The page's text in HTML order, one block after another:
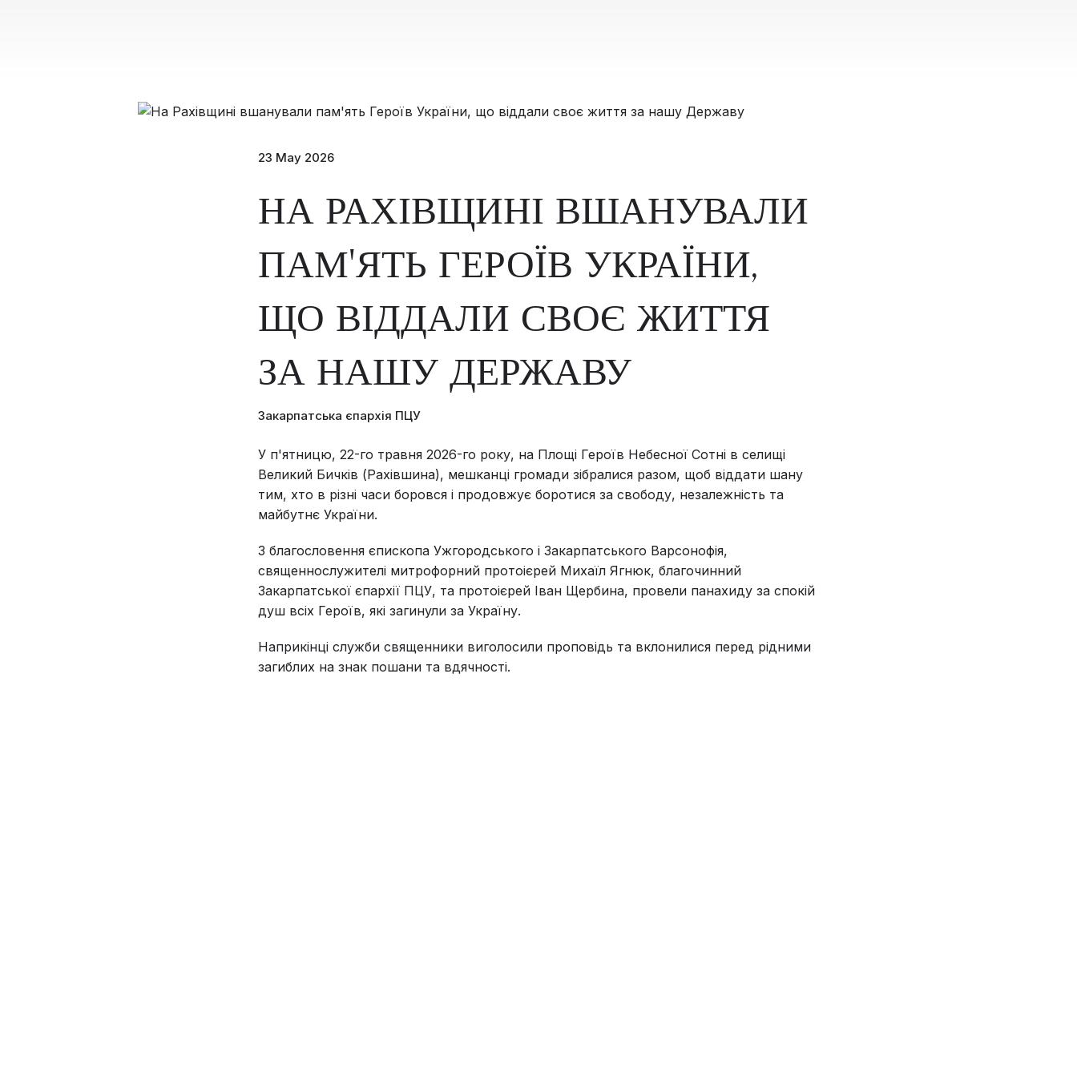
23 May 2026
НА РАХІВЩИНІ ВШАНУВАЛИ
ПАМ'ЯТЬ ГЕРОЇВ УКРАЇНИ,
ЩО ВІДДАЛИ СВОЄ ЖИТТЯ
ЗА НАШУ ДЕРЖАВУ
Закарпатська єпархія ПЦУ
У п'ятницю, 22-го травня 2026-го року, на Площі Героїв Небесної Сотні в селищі
Великий Бичків (Рахівшина), мешканці громади зібралися разом, щоб віддати шану
тим, хто в різні часи боровся і продовжує боротися за свободу, незалежність та
майбутнє України.
З благословення єпископа Ужгородського і Закарпатського Варсонофія,
священнослужителі митрофорний протоієрей Михаїл Ягнюк, благочинний
Закарпатської єпархії ПЦУ, та протоієрей Іван Щербина, провели панахиду за спокій
душ всіх Героїв, які загинули за Україну.
Наприкінці служби священники виголосили проповідь та вклонилися перед рідними
загиблих на знак пошани та вдячності.